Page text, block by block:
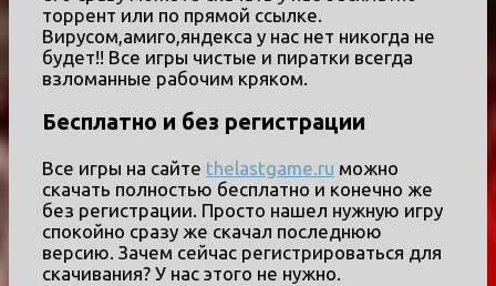
торрент или по прямой ссылке.
Вирусом,амиго,яндекса у нас нет никогда не
будет!! Все игры чистые и пиратки всегда
взломанные рабочим кряком.
Бесплатно и без регистрации
Все игры на сайте thelastgame.ru можно
скачать полностью бесплатно и конечно же
без регистрации. Просто нашел нужную игру
спокойно сразу же скачал последнюю
версию. Зачем сейчас регистрироваться для
скачивания? У нас этого не нужно.